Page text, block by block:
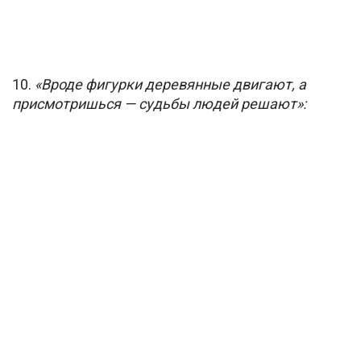
10. «Вроде фигурки деревянные двигают, а
присмотришься — судьбы людей решают»: